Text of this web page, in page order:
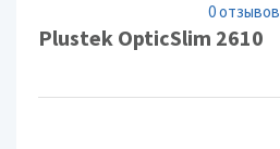
0 отзывов
Plustek OpticSlim 2610